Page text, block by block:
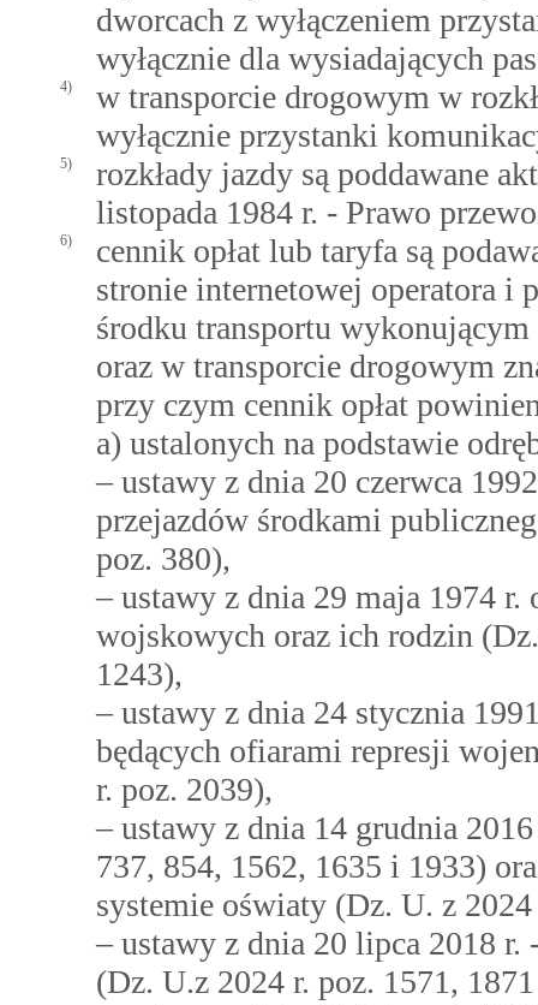
dworcach z wyłączeniem
wyłącznie dla wysiadających
4)
w transporcie drogowym w
wyłącznie przystanki
5)
rozkłady jazdy są poddawane
listopada 1984 r. - Prawo
6)
cennik opłat lub taryfa są
stronie internetowej operatora i
środku transportu
oraz w transporcie drogowym
przy czym cennik opłat
a) ustalonych na podstawie
– ustawy z dnia 20 czerwca
przejazdów środkami
poz. 380),
– ustawy z dnia 29 maja 1974
wojskowych oraz ich rodzin
1243),
– ustawy z dnia 24 stycznia
będących ofiarami represji
r. poz. 2039),
– ustawy z dnia 14 grudnia
737, 854, 1562, 1635 i 1933)
systemie oświaty (Dz. U. z
– ustawy z dnia 20 lipca 2018
(Dz. U.z 2024 r. poz. 1571,